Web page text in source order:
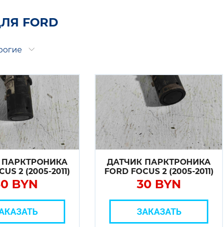
FORD
2 (2005-2011)
BYN
ДАТЧИК ПАРКТРОНИКА
FORD FOCUS 2 (2005-2011)
30 BYN
ЗАКАЗАТЬ